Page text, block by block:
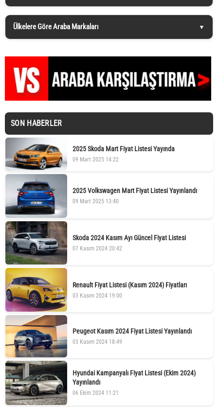
Ülkelere Göre Araba Markaları
SON HABERLER
2025 Skoda Mart Fiyat Listesi Yayında
09 Mart 2025 14:22
2025 Volkswagen Mart Fiyat Listesi Yayınlandı
09 Mart 2025 13:40
Skoda 2024 Kasım Ayı Güncel Fiyat Listesi
07 Kasım 2024 20:42
Renault Fiyat Listesi (Kasım 2024) Fiyatları
03 Kasım 2024 19:00
Peugeot Kasım 2024 Fiyat Listesi Yayınlandı
03 Kasım 2024 18:49
Hyundai Kampanyalı Fiyat Listesi (Ekim 2024)
Yayınlandı
06 Ekim 2024 11:21